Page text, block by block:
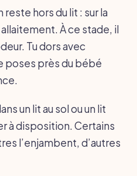
reste hors du lit : sur la
À ce stade, il
Tu dors avec
poses près du bébé
un lit au sol ou un lit
à disposition. Certains
l’enjambent, d’autres